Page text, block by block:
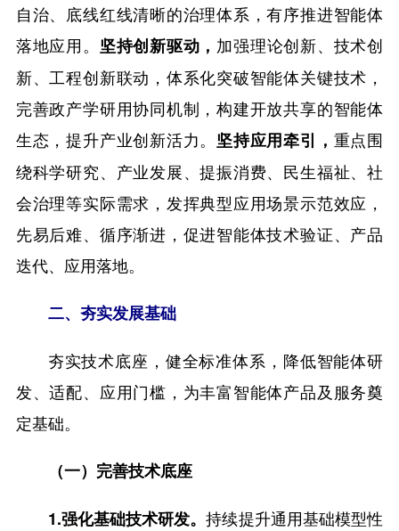
自治、底线红线清晰的治理体系，有序推进智能体
落地应用。 坚持创新驱动 ， 加强理论创新、技术创
新、工程创新联动，体系化突破智能体关键技术，
完善政产学研用协同机制，构建开放共享的智能体
生态，提升产业创新活力。 坚持应用牵引， 重点围
绕科学研究、产业发展、提振消费、民生福祉、社
会治理等实际需求，发挥典型应用场景示范效应，
先易后难、循序渐进，促进智能体技术验证、产品
迭代、应用落地。
二、夯实发展基础
夯实技术底座，健全标准体系，降低智能体研
发、适配、应用门槛，为丰富智能体产品及服务奠
定基础。
（一）完善技术底座
1.强化基础技术研发。持续提升通用基础模型性